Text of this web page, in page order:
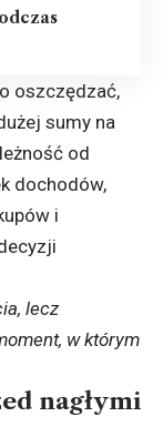
oszczędzać,
sumy na
od
dochodów,
i
lecz
w którym
nagłymi